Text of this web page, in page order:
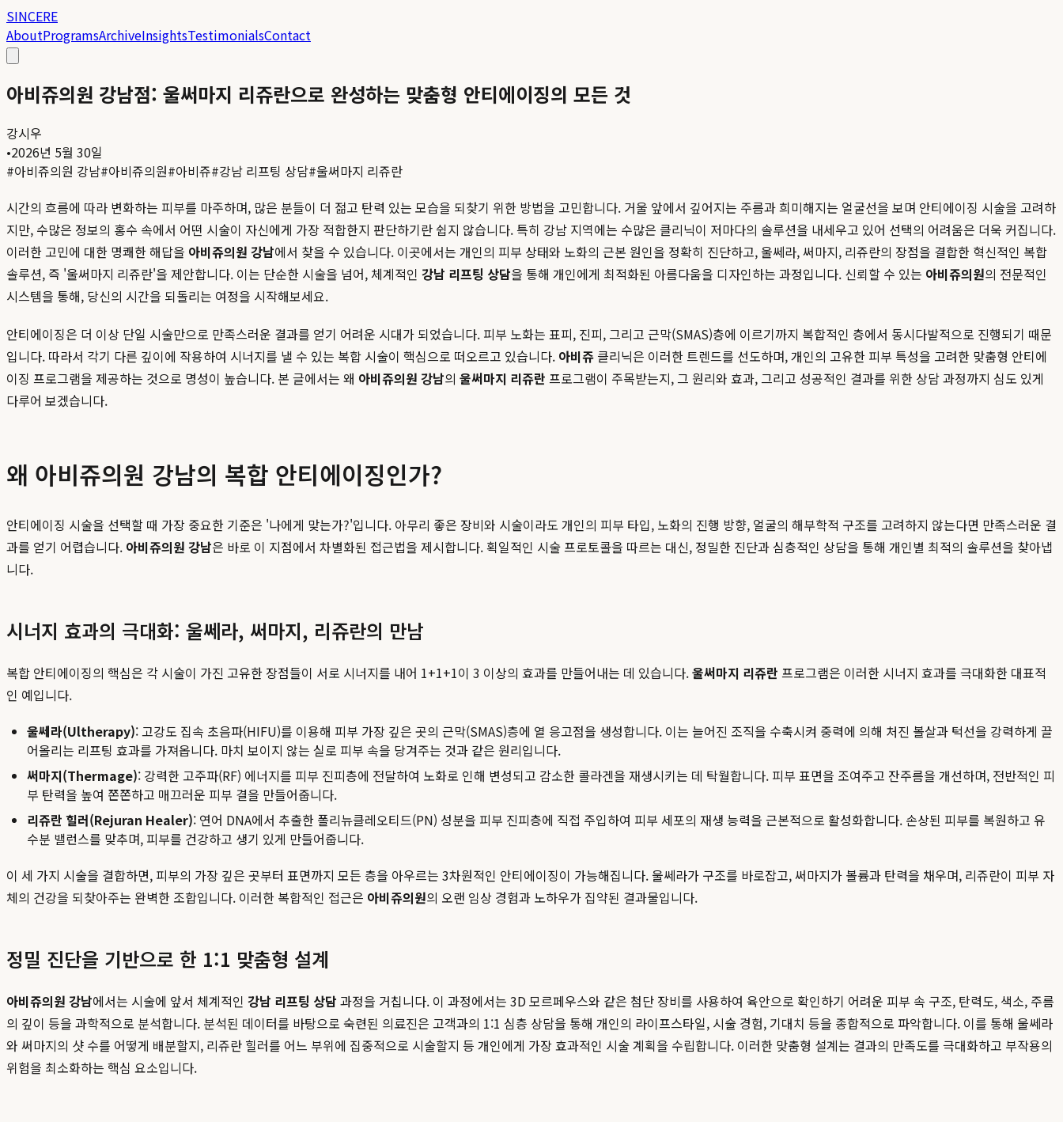
SINCERE
AboutProgramsArchiveInsightsTestimonialsContact
아비쥬의원 강남점: 울써마지 리쥬란으로 완성하는 맞춤형 안티에이징의 모든 것
강시우
•2026년 5월 30일
#아비쥬의원 강남#아비쥬의원#아비쥬#강남 리프팅 상담#울써마지 리쥬란
시간의 흐름에 따라 변화하는 피부를 마주하며, 많은 분들이 더 젊고 탄력 있는 모습을 되찾기 위한 방법을 고민합니다. 거울 앞에서 깊어지는 주름과 희미해지는 얼굴선을 보며 안티에이징 시술을 고려하
지만, 수많은 정보의 홍수 속에서 어떤 시술이 자신에게 가장 적합한지 판단하기란 쉽지 않습니다. 특히 강남 지역에는 수많은 클리닉이 저마다의 솔루션을 내세우고 있어 선택의 어려움은 더욱 커집니다.
이러한 고민에 대한 명쾌한 해답을 아비쥬의원 강남에서 찾을 수 있습니다. 이곳에서는 개인의 피부 상태와 노화의 근본 원인을 정확히 진단하고, 울쎄라, 써마지, 리쥬란의 장점을 결합한 혁신적인 복합
솔루션, 즉 '울써마지 리쥬란'을 제안합니다. 이는 단순한 시술을 넘어, 체계적인 강남 리프팅 상담을 통해 개인에게 최적화된 아름다움을 디자인하는 과정입니다. 신뢰할 수 있는 아비쥬의원의 전문적인
시스템을 통해, 당신의 시간을 되돌리는 여정을 시작해보세요.
안티에이징은 더 이상 단일 시술만으로 만족스러운 결과를 얻기 어려운 시대가 되었습니다. 피부 노화는 표피, 진피, 그리고 근막(SMAS)층에 이르기까지 복합적인 층에서 동시다발적으로 진행되기 때문
입니다. 따라서 각기 다른 깊이에 작용하여 시너지를 낼 수 있는 복합 시술이 핵심으로 떠오르고 있습니다. 아비쥬 클리닉은 이러한 트렌드를 선도하며, 개인의 고유한 피부 특성을 고려한 맞춤형 안티에
이징 프로그램을 제공하는 것으로 명성이 높습니다. 본 글에서는 왜 아비쥬의원 강남의 울써마지 리쥬란 프로그램이 주목받는지, 그 원리와 효과, 그리고 성공적인 결과를 위한 상담 과정까지 심도 있게
다루어 보겠습니다.
왜 아비쥬의원 강남의 복합 안티에이징인가?
안티에이징 시술을 선택할 때 가장 중요한 기준은 '나에게 맞는가?'입니다. 아무리 좋은 장비와 시술이라도 개인의 피부 타입, 노화의 진행 방향, 얼굴의 해부학적 구조를 고려하지 않는다면 만족스러운 결
과를 얻기 어렵습니다. 아비쥬의원 강남은 바로 이 지점에서 차별화된 접근법을 제시합니다. 획일적인 시술 프로토콜을 따르는 대신, 정밀한 진단과 심층적인 상담을 통해 개인별 최적의 솔루션을 찾아냅
니다.
시너지 효과의 극대화: 울쎄라, 써마지, 리쥬란의 만남
복합 안티에이징의 핵심은 각 시술이 가진 고유한 장점들이 서로 시너지를 내어 1+1+1이 3 이상의 효과를 만들어내는 데 있습니다.울써마지 리쥬란 프로그램은 이러한 시너지 효과를 극대화한 대표적
인 예입니다.
울쎄라(Ultherapy): 고강도 집속 초음파(HIFU)를 이용해 피부 가장 깊은 곳의 근막(SMAS)층에 열 응고점을 생성합니다. 이는 늘어진 조직을 수축시켜 중력에 의해 처진 볼살과 턱선을 강력하게 끌
어올리는 리프팅 효과를 가져옵니다. 마치 보이지 않는 실로 피부 속을 당겨주는 것과 같은 원리입니다.
써마지(Thermage): 강력한 고주파(RF) 에너지를 피부 진피층에 전달하여 노화로 인해 변성되고 감소한 콜라겐을 재생시키는 데 탁월합니다. 피부 표면을 조여주고 잔주름을 개선하며, 전반적인 피
부 탄력을 높여 쫀쫀하고 매끄러운 피부 결을 만들어줍니다.
리쥬란 힐러(Rejuran Healer): 연어 DNA에서 추출한 폴리뉴클레오티드(PN) 성분을 피부 진피층에 직접 주입하여 피부 세포의 재생 능력을 근본적으로 활성화합니다. 손상된 피부를 복원하고 유
수분 밸런스를 맞추며, 피부를 건강하고 생기 있게 만들어줍니다.
이 세 가지 시술을 결합하면, 피부의 가장 깊은 곳부터 표면까지 모든 층을 아우르는 3차원적인 안티에이징이 가능해집니다. 울쎄라가 구조를 바로잡고, 써마지가 볼륨과 탄력을 채우며, 리쥬란이 피부 자
체의 건강을 되찾아주는 완벽한 조합입니다. 이러한 복합적인 접근은 아비쥬의원의 오랜 임상 경험과 노하우가 집약된 결과물입니다.
정밀 진단을 기반으로 한 1:1 맞춤형 설계
아비쥬의원 강남에서는 시술에 앞서 체계적인 강남 리프팅 상담 과정을 거칩니다. 이 과정에서는 3D 모르페우스와 같은 첨단 장비를 사용하여 육안으로 확인하기 어려운 피부 속 구조, 탄력도, 색소, 주름
의 깊이 등을 과학적으로 분석합니다. 분석된 데이터를 바탕으로 숙련된 의료진은 고객과의 1:1 심층 상담을 통해 개인의 라이프스타일, 시술 경험, 기대치 등을 종합적으로 파악합니다. 이를 통해 울쎄라
와 써마지의 샷 수를 어떻게 배분할지, 리쥬란 힐러를 어느 부위에 집중적으로 시술할지 등 개인에게 가장 효과적인 시술 계획을 수립합니다. 이러한 맞춤형 설계는 결과의 만족도를 극대화하고 부작용의
위험을 최소화하는 핵심 요소입니다.